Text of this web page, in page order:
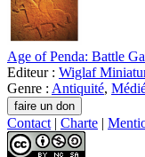
Age of Penda: Battle
Editeur : Wiglaf
Genre : Antiquité,
Contact | Charte |